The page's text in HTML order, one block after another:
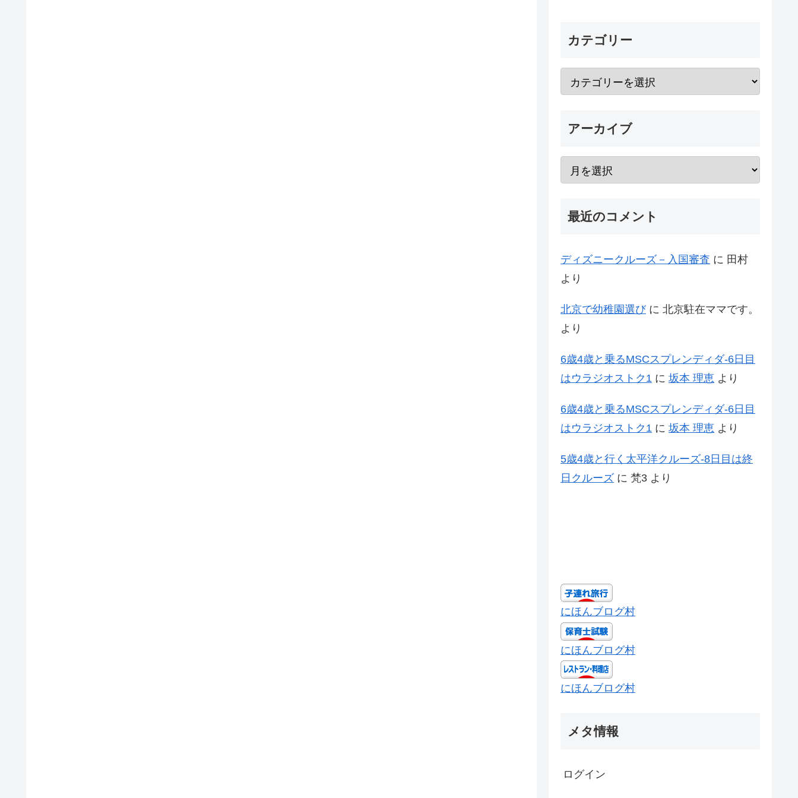
カテゴリー
アーカイブ
最近のコメント
ディズニークルーズ－入国審査 に 田村
より
北京で幼稚園選びに 北京駐在ママです。
より
6歳4歳と乗るMSCスプレンディダ-6日目
はウラジオストク1 に 坂本 理恵 より
6歳4歳と乗るMSCスプレンディダ-6日目
はウラジオストク1 に 坂本 理恵 より
5歳4歳と行く太平洋クルーズ-8日目は終
日クルーズ に 梵3 より
にほんブログ村
にほんブログ村
にほんブログ村
メタ情報
ログイン